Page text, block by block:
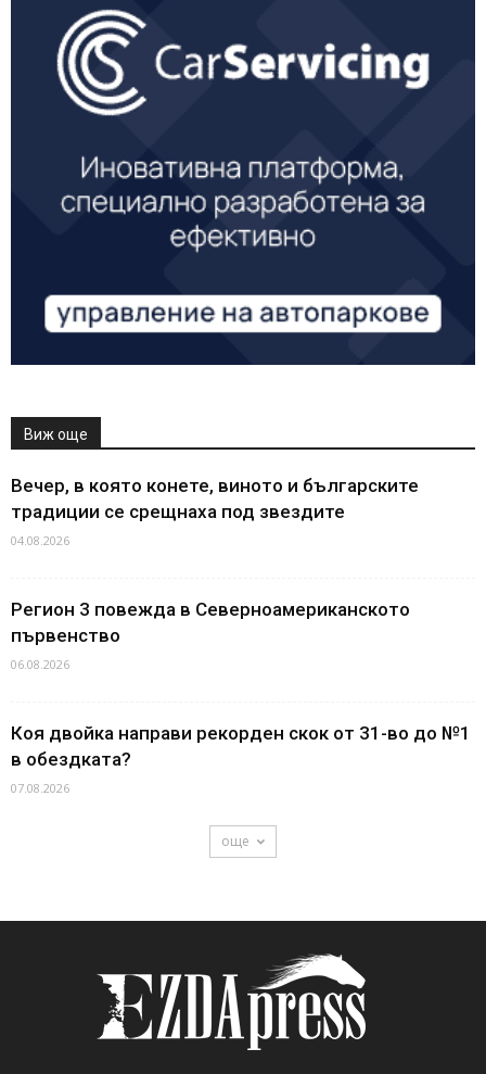
Виж още
Вечер, в която конете, виното и българските
традиции се срещнаха под звездите
04.08.2026
Регион 3 повежда в Северноамериканското
първенство
06.08.2026
Коя двойка направи рекорден скок от 31-во до №1
в обездката?
07.08.2026
още